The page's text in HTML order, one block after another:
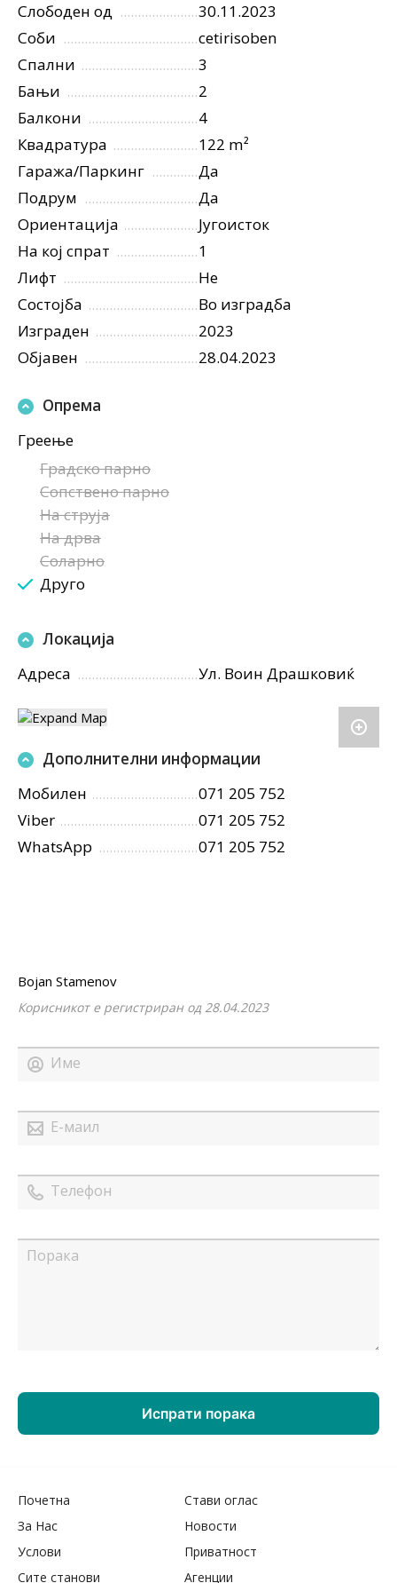
Слободен од
30.11.2023
Соби
cetirisoben
Спални
3
Бањи
2
Балкони
4
Квадратура
122 m²
Гаража/Паркинг
Да
Подрум
Да
Ориентација
Југоисток
На кој спрат
1
Лифт
Не
Состојба
Во изградба
Изграден
2023
Објавен
28.04.2023
Опрема
Греење
Градско парно
Сопствено парно
На струја
На дрва
Соларно
Друго
Локација
Адреса
Ул. Воин Драшковиќ
Дополнителни информации
Мобилен
071 205 752
Viber
071 205 752
WhatsApp
071 205 752
Bojan Stamenov
Корисникот е регистриран од 28.04.2023
Почетна
Стави оглас
За Нас
Новости
Услови
Приватност
Сите станови
Агенции